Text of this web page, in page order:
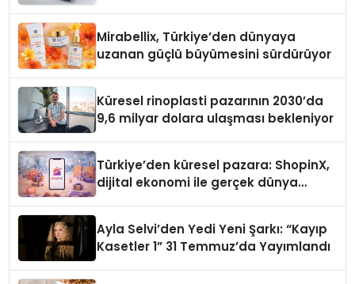
Mirabellix, Türkiye’den dünyaya
uzanan güçlü büyümesini sürdürüyor
Küresel rinoplasti pazarının 2030’da
9,6 milyar dolara ulaşması bekleniyor
Türkiye’den küresel pazara: ShopinX,
dijital ekonomi ile gerçek dünya
Ayla Selvi’den Yedi Yeni Şarkı: “Kayıp
Kasetler 1” 31 Temmuz’da Yayımlandı